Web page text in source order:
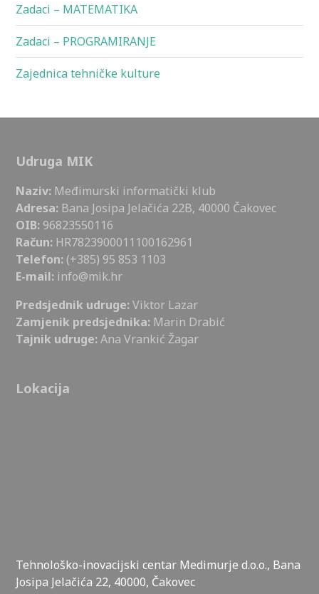
Zadaci – MATEMATIKA
Zadaci – PROGRAMIRANJE
Zajednica tehničke kulture
Udruga MIK
Naziv: Međimurski informatički klub
Adresa: Bana Josipa Jelačića 22B, 40000 Čakovec
OIB: 96823550116
Račun: HR7823900011100162961
Telefon: (+385) 95 853 1103
E-mail: info@mik.hr
Predsjednik udruge:Viktor Lazar
Zamjenik predsjednika: Marin Drabić
Tajnik udruge:Ana Vrankić Žagar
Lokacija
Tehnološko-inovacijski centar Medimurje d.o.o., Bana
Josipa Jelačića 22, 40000, Čakovec